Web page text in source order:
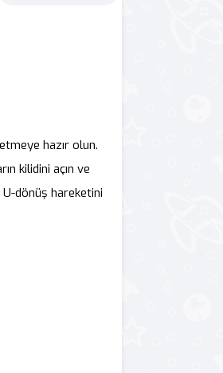
hazır olun.
kilidini açın ve
U-dönüş hareketini